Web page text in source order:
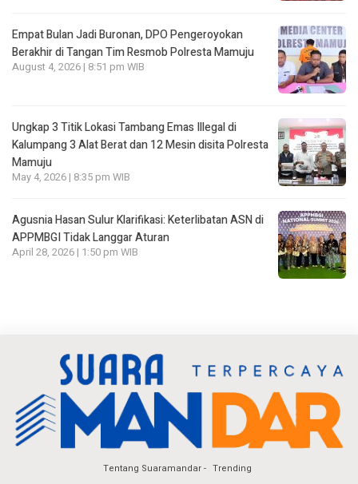
Empat Bulan Jadi Buronan, DPO Pengeroyokan
Berakhir di Tangan Tim Resmob Polresta Mamuju
August 4, 2026 | 8:51 pm WIB
Ungkap 3 Titik Lokasi Tambang Emas Illegal di
Kalumpang 3 Alat Berat dan 12 Mesin disita Polresta
Mamuju
May 4, 2026 | 8:35 pm WIB
Agusnia Hasan Sulur Klarifikasi: Keterlibatan ASN di
APPMBGI Tidak Langgar Aturan
April 28, 2026 | 1:50 pm WIB
Tentang Suaramandar Trending